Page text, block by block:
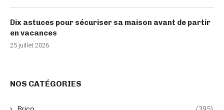
Dix astuces pour sécuriser sa maison avant de partir
en vacances
25 juillet 2026
NOS CATÉGORIES